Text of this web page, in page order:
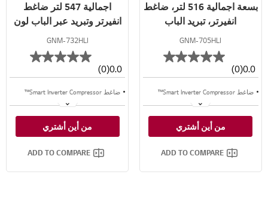
بسعة اجمالية 516 لتر، ضاغط
انفيرتر، تبريد الباب
GNM-705HLI
0.0
(0)
ضاغط Smart Inverter Compressor™
خاصية DoorCooling+™
من أين أشتري
ADD TO COMPARE
اجمالية 547 لتر ضاغط
انفيرتر وتبريد عبر الباب لون
سلفر
GNM-732HLI
0.0
(0)
ضاغط Smart Inverter Compressor™
خاصية Fresh 0 Zone
من أين أشتري
ADD TO COMPARE